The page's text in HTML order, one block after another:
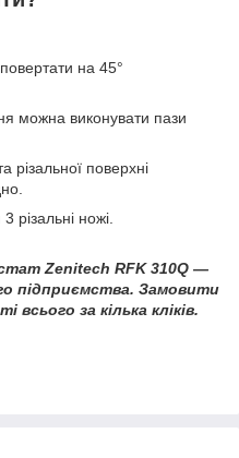
на 45°
можна виконувати пази
різальної поверхні
різальні ножі.
Zenitech RFK 310Q —
підприємства. Замовити
за кілька кліків.